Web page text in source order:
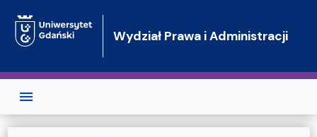
Wydział Prawa i Administracji